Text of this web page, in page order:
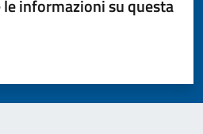
informazioni su questa
su 5
su 5
5